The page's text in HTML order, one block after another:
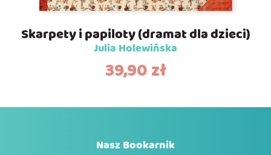
Skarpety i papiloty (dramat dla dzieci)
Julia Holewińska
39,90zł
Nasz Bookarnik